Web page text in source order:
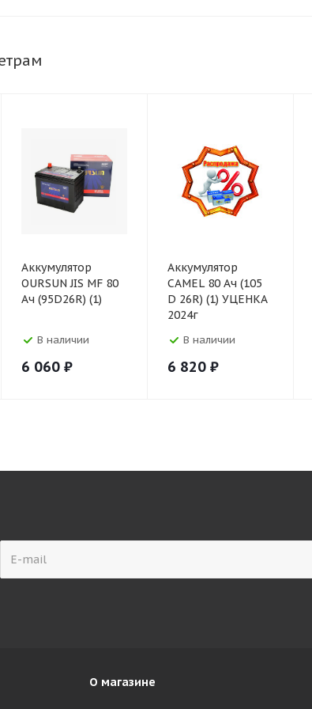
Аккумулятор
OURSUN JIS MF 80
Ач (95D26R) (1)
В наличии
6 060 ₽
Аккумулятор
CAMEL 80 Ач (105
D 26R) (1) УЦЕНКА
2024г
В наличии
6 820 ₽
О магазине